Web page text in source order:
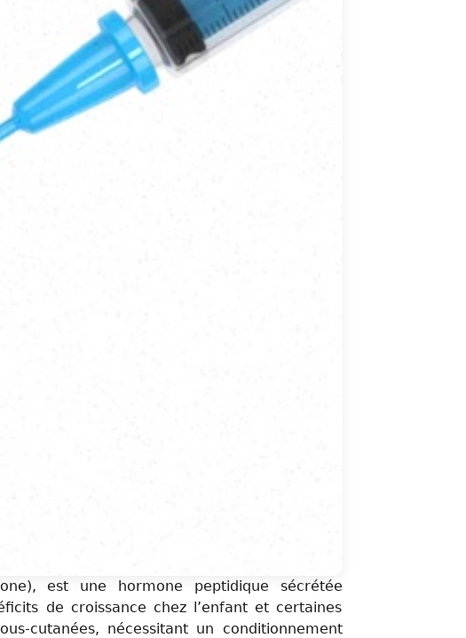
est une hormone peptidique sécrétée
de croissance chez l’enfant et certaines
cutanées, nécessitant un conditionnement